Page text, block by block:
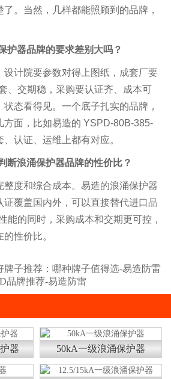
。当然，几样都能照顾到的品牌，
护器品牌的要求差别大吗？
设计院要参数对得上图纸，成套厂要
、交期稳，采购要认证齐、成本可
态看得见。一个底子扎实的品牌，
方面，比如易造的 YSPD-80B-385-
认证、运维上都有对应。
断浪涌保护器品牌的性价比？
整度和综合成本。易造的浪涌保护器
证覆盖国内外，可以直接替代进口品
能的同时，采购成本和交期更可控，
性价比。
牌子推荐：哪种牌子值得选-易造防雷
品牌推荐-易造防雷
器 50kA一级浪涌保护器